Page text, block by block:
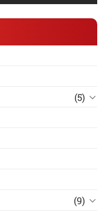
(5)
(9)